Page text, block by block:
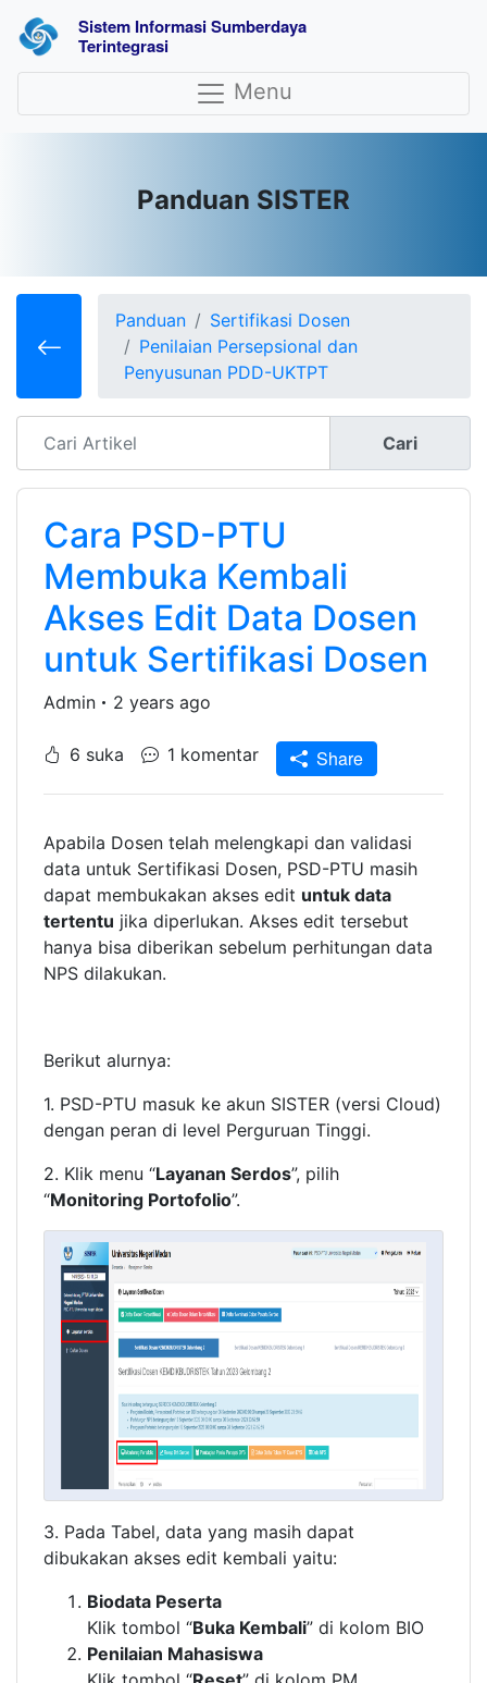
Sistem Informasi Sumberdaya
Terintegrasi
Menu
Panduan SISTER
Panduan
Sertifikasi Dosen
Penilaian Persepsional dan
Penyusunan PDD-UKTPT
Cari
Cara PSD-PTU
Membuka Kembali
Akses Edit Data Dosen
untuk Sertifikasi Dosen
Admin 2 years ago
6 suka 1 komentar Share
Apabila Dosen telah melengkapi dan validasi
data untuk Sertifikasi Dosen, PSD-PTU masih
dapat membukakan akses edit untuk data
tertentu jika diperlukan. Akses edit tersebut
hanya bisa diberikan sebelum perhitungan data
NPS dilakukan.
Berikut alurnya:
1. PSD-PTU masuk ke akun SISTER (versi Cloud)
dengan peran di level Perguruan Tinggi.
2. Klik menu “Layanan Serdos”, pilih
“Monitoring Portofolio”.
3. Pada Tabel, data yang masih dapat
dibukakan akses edit kembali yaitu:
Biodata Peserta
Klik tombol “Buka Kembali” di kolom BIO
Penilaian Mahasiswa